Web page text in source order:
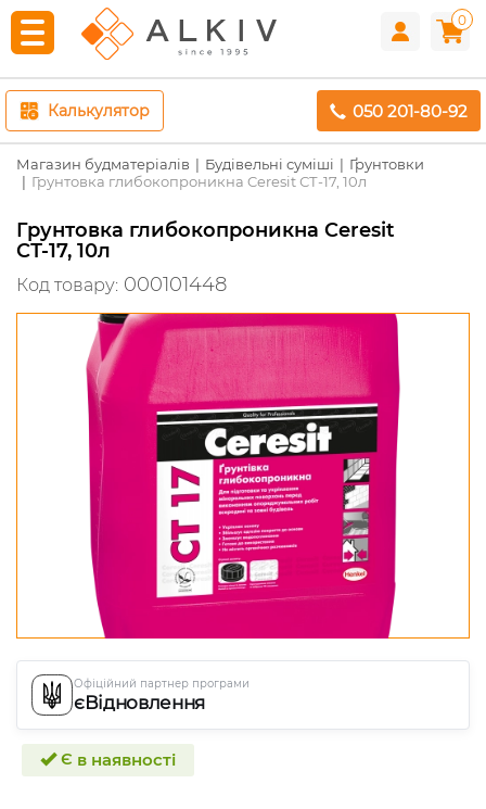
0
Калькулятор 050 201-80-92
Магазин будматеріалів Будівельні суміші
Ґрунтовки
Грунтовка глибокопроникна Ceresit СТ-17, 10л
Грунтовка глибокопроникна Ceresit
СТ-17, 10л
Код товару: 000101448
Офіційний партнер програми
єВідновлення
Є в наявності